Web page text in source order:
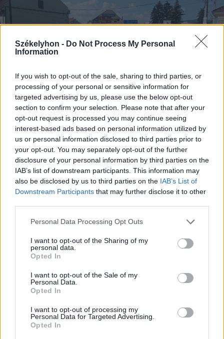
Székelyhon - Do Not Process My Personal
Information
If you wish to opt-out of the sale, sharing to third parties, or
processing of your personal or sensitive information for
targeted advertising by us, please use the below opt-out
section to confirm your selection. Please note that after your
opt-out request is processed you may continue seeing
interest-based ads based on personal information utilized by
us or personal information disclosed to third parties prior to
your opt-out. You may separately opt-out of the further
disclosure of your personal information by third parties on the
IAB’s list of downstream participants. This information may
also be disclosed by us to third parties on the IAB’s List of
Downstream Participants that may further disclose it to other
Personal Data Processing Opt Outs
I want to opt-out of the Sharing of my
personal data.
Opted In
I want to opt-out of the Sale of my
Personal Data.
Opted In
I want to opt-out of processing my
Personal Data for Targeted Advertising.
Opted In
2026. augusztus 03., hétfő
Hétmillió lejből újul meg a Jakab
Antal tér és két központi utca
Gyergyószentmiklóson